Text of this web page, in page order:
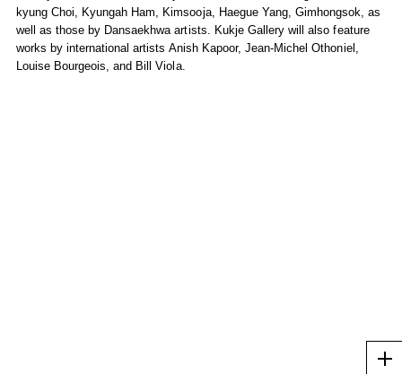
kyung Choi, Kyungah Ham, Kimsooja, Haegue Yang, Gimhongsok, as
well as those by Dansaekhwa artists. Kukje Gallery will also feature
works by international artists Anish Kapoor, Jean-Michel Othoniel,
Louise Bourgeois, and Bill Viola.